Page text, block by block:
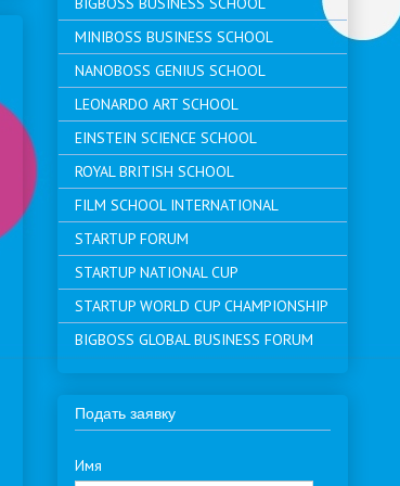
MINIBOSS BUSINESS SCHOOL
NANOBOSS GENIUS SCHOOL
LEONARDO ART SCHOOL
EINSTEIN SCIENCE SCHOOL
ROYAL BRITISH SCHOOL
FILM SCHOOL INTERNATIONAL
STARTUP FORUM
STARTUP NATIONAL CUP
STARTUP WORLD CUP CHAMPIONSHIP
BIGBOSS GLOBAL BUSINESS FORUM
Подать заявку
Имя